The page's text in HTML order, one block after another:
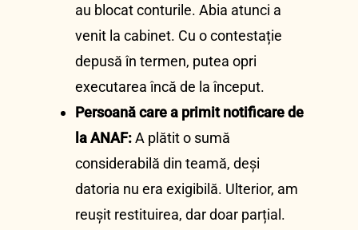
au blocat conturile. Abia atunci a
venit la cabinet. Cu o contestație
depusă în termen, putea opri
executarea încă de la început.
Persoană care a primit notificare de
la ANAF:A plătit o sumă
considerabilă din teamă, deși
datoria nu era exigibilă. Ulterior, am
reușit restituirea, dar doar parțial.